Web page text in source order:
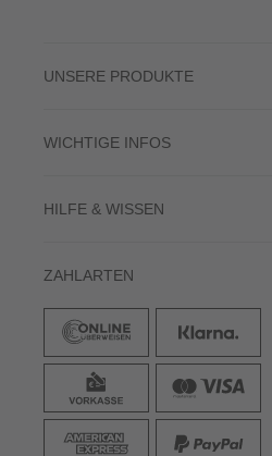
UNSERE PRODUKTE
WICHTIGE INFOS
HILFE & WISSEN
ZAHLARTEN